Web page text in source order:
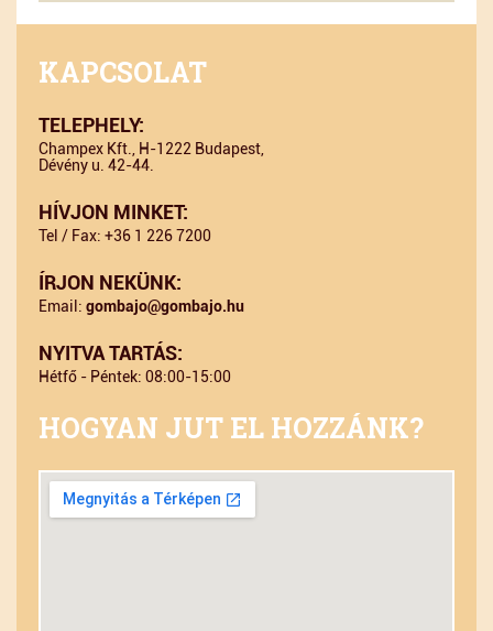
KAPCSOLAT
TELEPHELY:
Champex Kft., H-1222 Budapest,
Dévény u. 42-44.
HÍVJON MINKET:
Tel / Fax: +36 1 226 7200
ÍRJON NEKÜNK:
Email: gombajo@gombajo.hu
NYITVA TARTÁS:
Hétfő - Péntek: 08:00-15:00
HOGYAN JUT EL HOZZÁNK?